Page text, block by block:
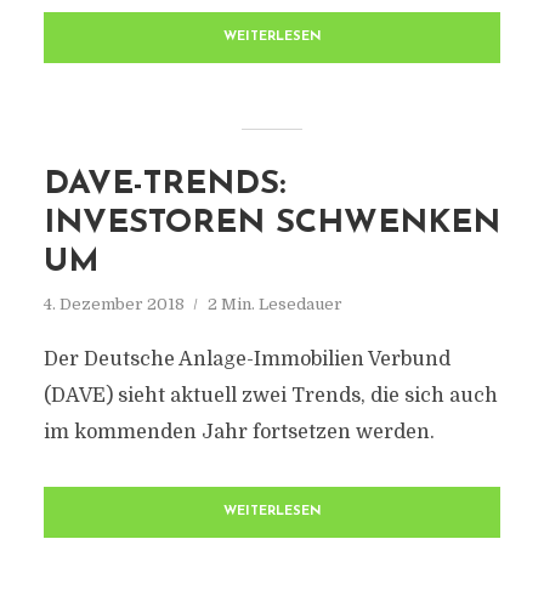
WEITERLESEN
DAVE-TRENDS:
INVESTOREN SCHWENKEN
UM
4. Dezember 2018 2 Min. Lesedauer
Der Deutsche Anlage-Immobilien Verbund
(DAVE) sieht aktuell zwei Trends, die sich auch
im kommenden Jahr fortsetzen werden.
WEITERLESEN